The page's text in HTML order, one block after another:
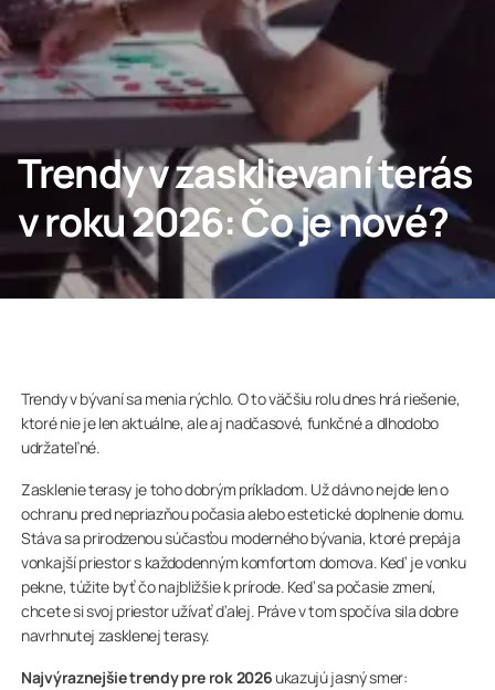
Profesionáli
Lumon Group
Trendy v zasklievaní terás
v roku 2026: Čo je nové?
Trendy v bývaní sa menia rýchlo. O to väčšiu rolu dnes hrá riešenie,
ktoré nie je len aktuálne, ale aj nadčasové, funkčné a dlhodobo
udržateľné.
Zasklenie terasy je toho dobrým príkladom. Už dávno nejde len o
ochranu pred nepriazňou počasia alebo estetické doplnenie domu.
Stáva sa prirodzenou súčasťou moderného bývania, ktoré prepája
vonkajší priestor s každodenným komfortom domova. Keď je vonku
pekne, túžite byť čo najbližšie k prírode. Keď sa počasie zmení,
chcete si svoj priestor užívať ďalej. Práve v tom spočíva sila dobre
navrhnutej zasklenej terasy.
Najvýraznejšie trendy pre rok 2026ukazujú jasný smer: